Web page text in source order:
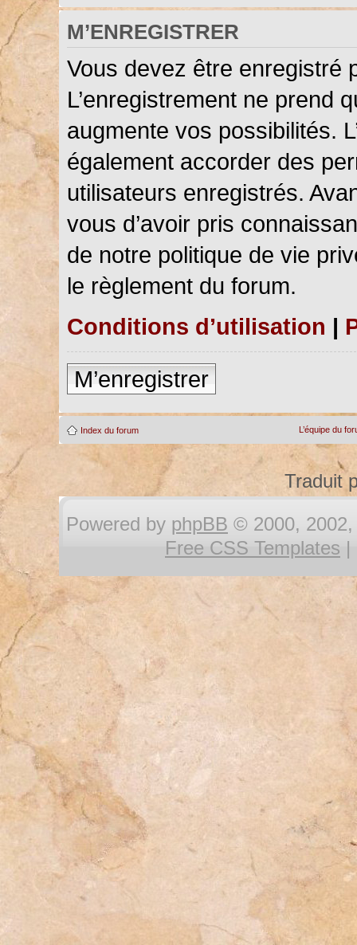
M’ENREGISTRER
Vous devez être enregistré
L’enregistrement ne prend
augmente vos possibilités.
également accorder des
utilisateurs enregistrés.
vous d’avoir pris
de notre politique de vie
le règlement du forum.
Conditions d’utilisation |
M’enregistrer
Index du forum L’équipe du
Traduit
Powered by phpBB © 2000, 2002,
Free CSS Templates |